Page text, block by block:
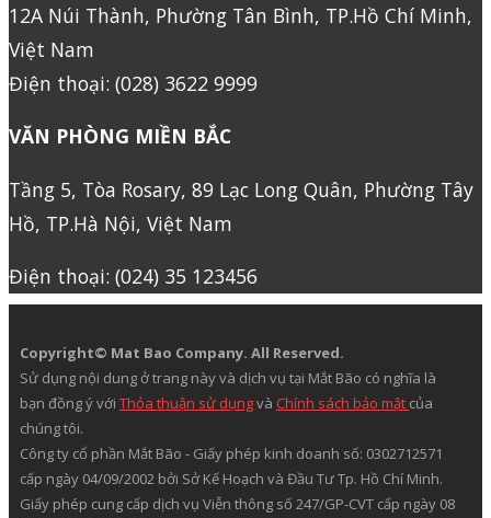
12A Núi Thành, Phường Tân Bình, TP.Hồ Chí Minh,
Việt Nam
Điện thoại: (028) 3622 9999
VĂN PHÒNG MIỀN BẮC
Tầng 5, Tòa Rosary, 89 Lạc Long Quân, Phường Tây
Hồ, TP.Hà Nội, Việt Nam
Điện thoại: (024) 35 123456
Copyright© Mat Bao Company. All Reserved.
Sử dụng nội dung ở trang này và dịch vụ tại Mắt Bão có nghĩa là
bạn đồng ý với Thỏa thuận sử dụngvà Chính sách bảo mật của
chúng tôi.
Công ty cổ phần Mắt Bão - Giấy phép kinh doanh số: 0302712571
cấp ngày 04/09/2002 bởi Sở Kế Hoạch và Đầu Tư Tp. Hồ Chí Minh.
Giấy phép cung cấp dịch vụ Viễn thông số 247/GP-CVT cấp ngày 08